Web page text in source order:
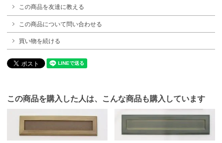
この商品を友達に教える
この商品について問い合わせる
買い物を続ける
この商品を購入した人は、こんな商品も購入しています